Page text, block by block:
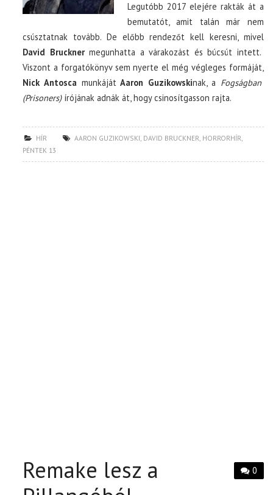
Legutóbb 2017 elejére rakták át a
bemutatót, amit talán már nem
csúsztatnak tovább. De előbb rendezőt kell keresni, mivel
David Brucknermegunhatta a várakozást és búcsút intett.
Viszont a forgatókönyv sem nyerte el még végleges formáját,
Nick Antosca munkájátAaron Guzikowskinak, a Fogságban
(Prisoners)írójának adnák át, hogy csinosítgasson rajta.
HÍR AARON GUZIKOWSKI, DAVID BRUCKNER, HORRORHÍR,
PÉNTEK 13
0
Remake lesz a